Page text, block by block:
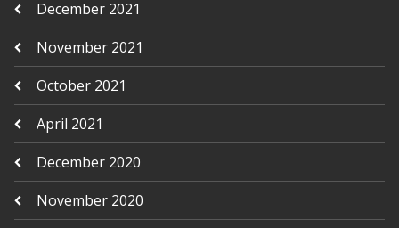
December 2021
November 2021
October 2021
April 2021
December 2020
November 2020